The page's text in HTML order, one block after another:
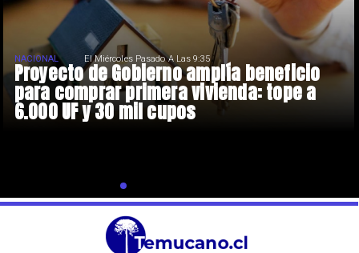
Proyecto de Gobierno amplía beneficio
para comprar primera vivienda: tope a
6.000 UF y 30 mil cupos
NACIONAL El Miércoles Pasado A Las 9:35